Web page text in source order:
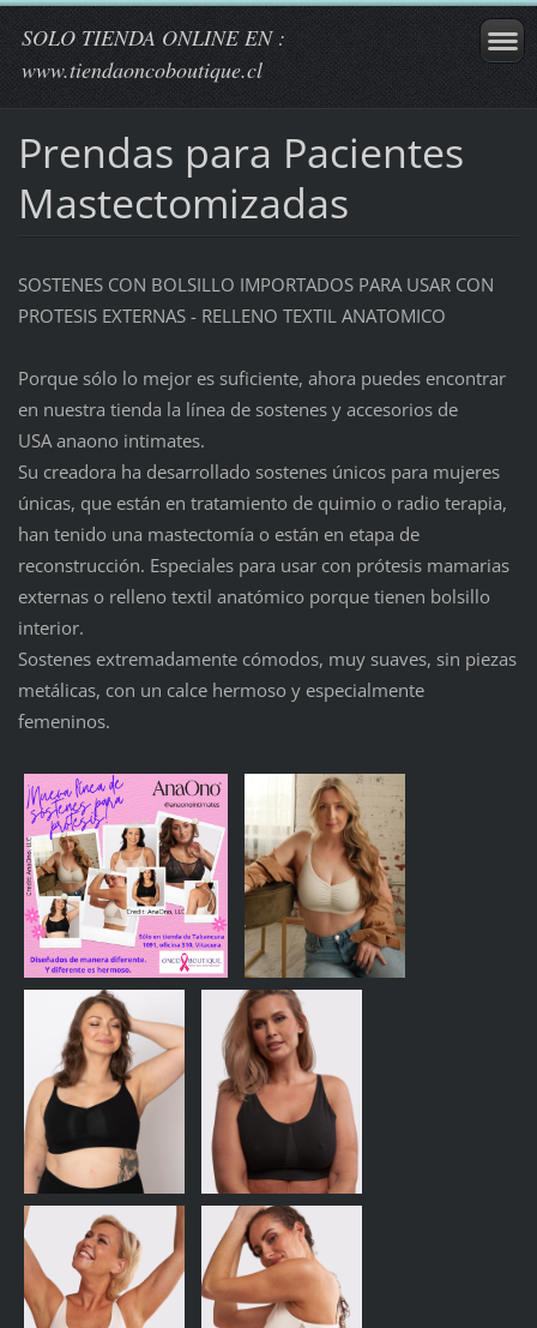
SOLO TIENDA ONLINE EN :
www.tiendaoncoboutique.cl
Prendas para Pacientes
Mastectomizadas
SOSTENES CON BOLSILLO IMPORTADOS PARA USAR CON
PROTESIS EXTERNAS - RELLENO TEXTIL ANATOMICO
Porque sólo lo mejor es suficiente, ahora puedes encontrar
en nuestra tienda la línea de sostenes y accesorios de
USA anaono intimates.
Su creadora ha desarrollado sostenes únicos para mujeres
únicas, que están en tratamiento de quimio o radio terapia,
han tenido una mastectomía o están en etapa de
reconstrucción. Especiales para usar con prótesis mamarias
externas o relleno textil anatómico porque tienen bolsillo
interior.
Sostenes extremadamente cómodos, muy suaves, sin piezas
metálicas, con un calce hermoso y especialmente
femeninos.